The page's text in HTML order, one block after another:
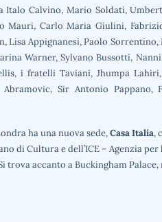
Calvino, Mario Soldati,
Mauri, Carlo Maria Giulini,
Lisa Appignanesi, Paolo
Warner, Sylvano Bussotti,
i fratelli Taviani, Jhumpa
Sir Antonio Pappano,
ha una nuova sede,Casa Italia,
di Cultura e dell’ICE – Agenzia
trova accanto a Buckingham